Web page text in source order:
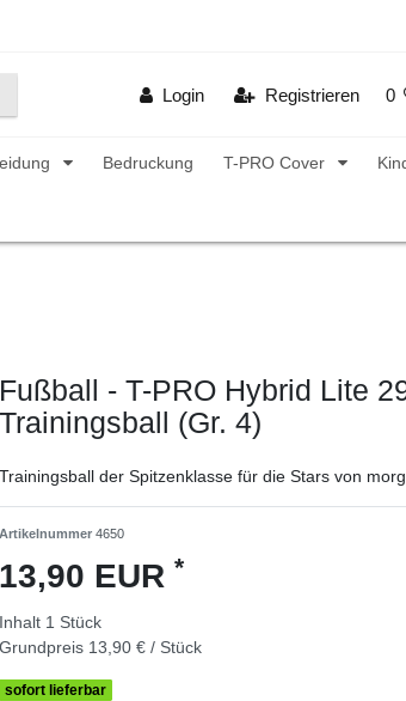
Login Registrieren 0
Bedruckung T-PRO Cover
Fußball - T-PRO Hybrid Lite
Trainingsball (Gr. 4)
Trainingsball der Spitzenklasse für die Stars von
Artikelnummer 4650
13,90 EUR *
Inhalt 1 Stück
Grundpreis 13,90 € / Stück
sofort lieferbar